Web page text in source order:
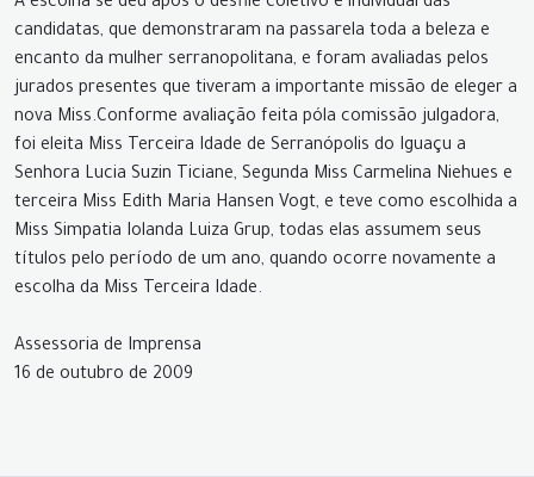
candidatas, que demonstraram na passarela toda a beleza e
encanto da mulher serranopolitana, e foram avaliadas pelos
jurados presentes que tiveram a importante missão de eleger a
nova Miss.Conforme avaliação feita póla comissão julgadora,
foi eleita Miss Terceira Idade de Serranópolis do Iguaçu a
Senhora Lucia Suzin Ticiane, Segunda Miss Carmelina Niehues e
terceira Miss Edith Maria Hansen Vogt, e teve como escolhida a
Miss Simpatia Iolanda Luiza Grup, todas elas assumem seus
títulos pelo período de um ano, quando ocorre novamente a
escolha da Miss Terceira Idade.
Assessoria de Imprensa
16 de outubro de 2009